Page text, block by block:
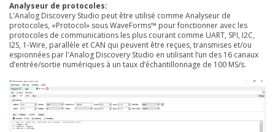
Analyseur de protocoles:
L'Analog Discovery Studio peut être utilisé comme Analyseur de
protocoles, «Protocol» sous WaveForms™ pour fonctionner avec les
protocoles de communications les plus courant comme UART, SPI, I2C,
I2S, 1-Wire, parallèle et CAN qui peuvent être reçues, transmises et/ou
espionnées par l'Analog Discovery Studio en utilisant l’un des 16 canaux
d’entrée/sortie numériques à un taux d’échantillonnage de 100 MS/s.